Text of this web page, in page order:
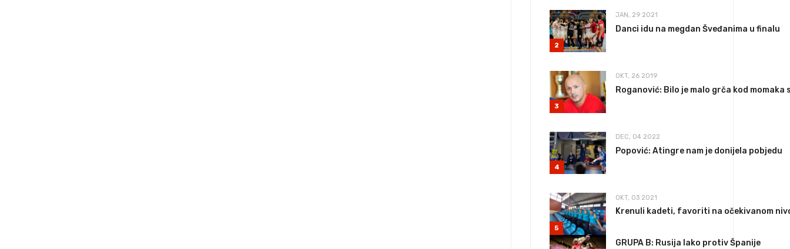
2
JAN, 29 2021
Danci idu na megdan Šveđanima u finalu
3
OKT, 26 2019
Roganović: Bilo je malo grča kod momaka
4
DEC, 04 2022
Popović: Atingre nam je donijela pobjedu
5
OKT, 03 2021
Krenuli kadeti, favoriti na očekivanom
GRUPA B: Rusija lako protiv Španije